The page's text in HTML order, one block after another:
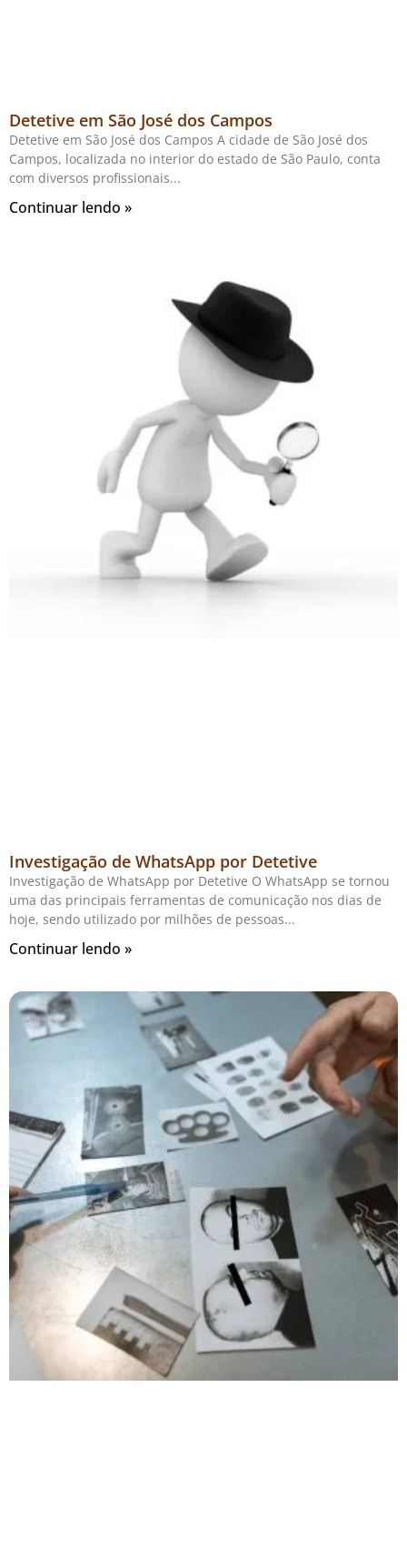
Detetive em São José dos Campos
Detetive em São José dos Campos A cidade de São José dos
Campos, localizada no interior do estado de São Paulo, conta
com diversos profissionais
Continuar lendo »
Investigação de WhatsApp por Detetive
Investigação de WhatsApp por Detetive O WhatsApp se tornou
uma das principais ferramentas de comunicação nos dias de
hoje, sendo utilizado por milhões de pessoas
Continuar lendo »